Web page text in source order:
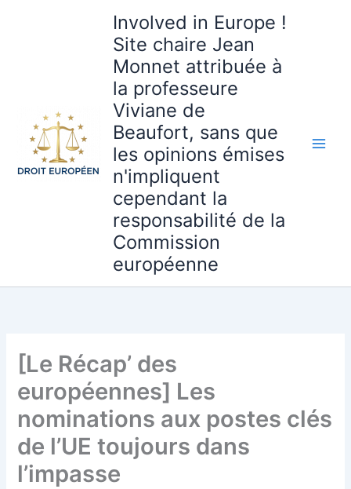
Involved in Europe !
Site chaire Jean
Monnet attribuée à
la professeure
Viviane de
Beaufort, sans que
les opinions émises
n'impliquent
cependant la
responsabilité de la
Commission
européenne
[Le Récap’ des
européennes] Les
nominations aux postes clés
de l’UE toujours dans
l’impasse